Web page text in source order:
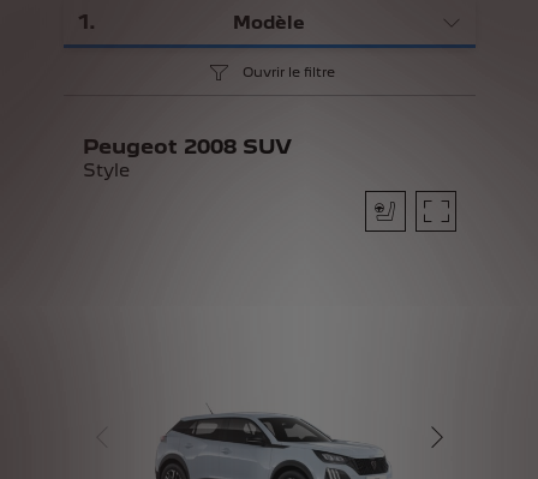
1. Modèle
Ouvrir le filtre
Peugeot 2008 SUV
Style